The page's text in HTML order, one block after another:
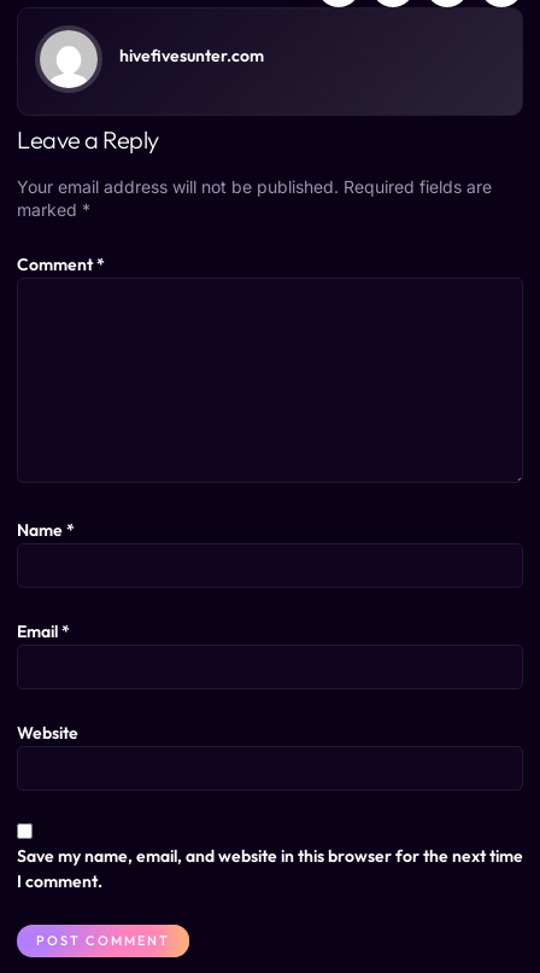
hivefivesunter.com
Leave a Reply
Your email address will not be published. Required fields are
marked *
Comment*
Name*
Email*
Website
Save my name, email, and website in this browser for the next time
I comment.